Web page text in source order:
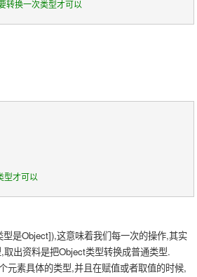
转换一次类型才可以
型才可以
是Object]),这意味着我们每一次的操作,其实
出资料是把Object类型转换成普通类型.
素具体的类型,并且在赋值或者取值的时候,